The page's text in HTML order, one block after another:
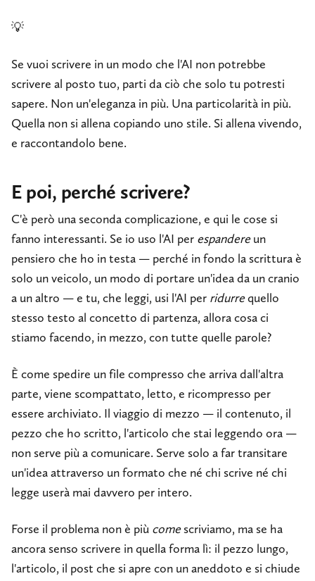
💡
Se vuoi scrivere in un modo che l'AI non potrebbe
scrivere al posto tuo, parti da ciò che solo tu potresti
sapere. Non un'eleganza in più. Una particolarità in più.
Quella non si allena copiando uno stile. Si allena vivendo,
e raccontandolo bene.
E poi, perché scrivere?
C'è però una seconda complicazione, e qui le cose si
fanno interessanti. Se io uso l'AI per espandereun
pensiero che ho in testa — perché in fondo la scrittura è
solo un veicolo, un modo di portare un'idea da un cranio
a un altro — e tu, che leggi, usi l'AI per ridurrequello
stesso testo al concetto di partenza, allora cosa ci
stiamo facendo, in mezzo, con tutte quelle parole?
È come spedire un file compresso che arriva dall'altra
parte, viene scompattato, letto, e ricompresso per
essere archiviato. Il viaggio di mezzo — il contenuto, il
pezzo che ho scritto, l'articolo che stai leggendo ora —
non serve più a comunicare. Serve solo a far transitare
un'idea attraverso un formato che né chi scrive né chi
legge userà mai davvero per intero.
Forse il problema non è più comescriviamo, ma se ha
ancora senso scrivere in quella forma lì: il pezzo lungo,
l'articolo, il post che si apre con un aneddoto e si chiude